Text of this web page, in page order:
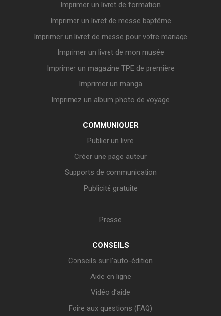
Imprimer un livret de formation
Imprimer un livret de messe baptême
Imprimer un livret de messe pour votre mariage
Imprimer un livret de mon musée
Imprimer un magazine TPE de première
Imprimer un manga
Imprimez un album photo de voyage
COMMUNIQUER
Publier un livre
Créer une page auteur
Supports de communication
Publicité gratuite
Presse
CONSEILS
Conseils sur l’auto-édition
Aide en ligne
Vidéo d’aide
Foire aux questions (FAQ)